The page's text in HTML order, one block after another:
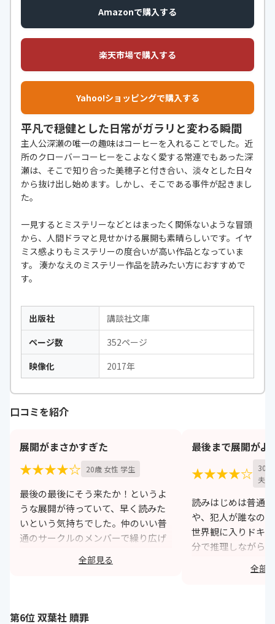
Amazonで購入する
楽天市場で購入する
Yahoo!ショッピングで購入する
平凡で穏健とした日常がガラリと変わる瞬間
主人公深瀬の唯一の趣味はコーヒーを入れることでした。近
所のクローバーコーヒーをこよなく愛する常連でもあった深
瀬は、そこで知り合った美穂子と付き合い、淡々とした日々
から抜け出し始めます。しかし、そこである事件が起きまし
た。
一見するとミステリーなどとはまったく関係ないような冒頭
から、人間ドラマと見せかける展開も素晴らしいです。イヤ
ミス感よりもミステリーの度合いが高い作品となっていま
す。 湊かなえのミステリー作品を読みたい方におすすめで
す。
出版社
講談社文庫
ページ数
352ページ
映像化
2017年
口コミを紹介
展開がまさかすぎた
★★★★☆ 20歳 女性 学生
最後の最後にそう来たか！というよ
うな展開が待っていて、早く読みた
いという気持ちでした。仲のいい普
通のサークルのメンバーで繰り広げ
仲がいいからこそ起こってしまった
です。
全部見る
最後まで展開がよ
★★★★☆ 30
夫）
読みはじめは普通
や、犯人が誰なの
世界観に入りドキ
分で推理しながら
らも、遺族の元へ
全部
第6位 双葉社 贖罪